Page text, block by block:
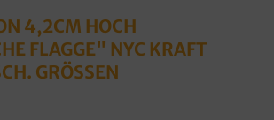
4,2CM HOCH
FLAGGE" NYC KRAFT
GRÖSSEN